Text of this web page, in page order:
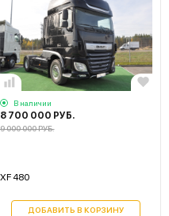
В наличии
8 700 000 РУБ.
9 000 000 РУБ.
XF 480
ДОБАВИТЬ В КОРЗИНУ